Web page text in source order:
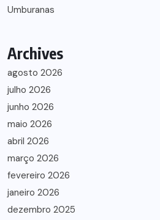
Umburanas
Archives
agosto 2026
julho 2026
junho 2026
maio 2026
abril 2026
março 2026
fevereiro 2026
janeiro 2026
dezembro 2025